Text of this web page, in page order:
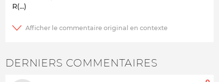
R(...)
DERNIERS COMMENTAIRES